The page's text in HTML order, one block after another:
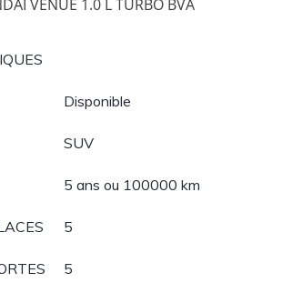
VENUE 1.0 L TURBO BVA
Disponible
SUV
5 ans ou 100000 km
5
5